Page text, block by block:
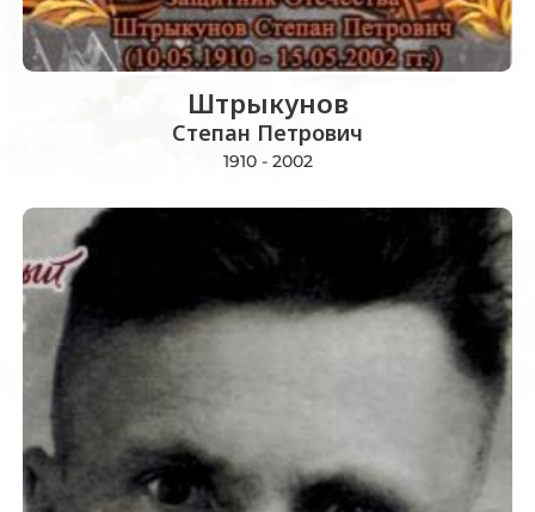
Штрыкунов
Степан Петрович
1910 - 2002